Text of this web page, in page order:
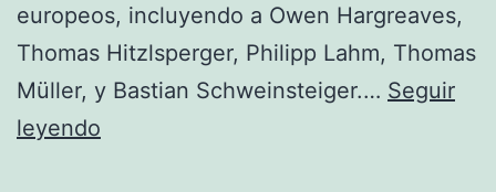
europeos, incluyendo a Owen Hargreaves,
Thomas Hitzlsperger, Philipp Lahm, Thomas
Müller, y Bastian Schweinsteiger.… Seguir
leyendo